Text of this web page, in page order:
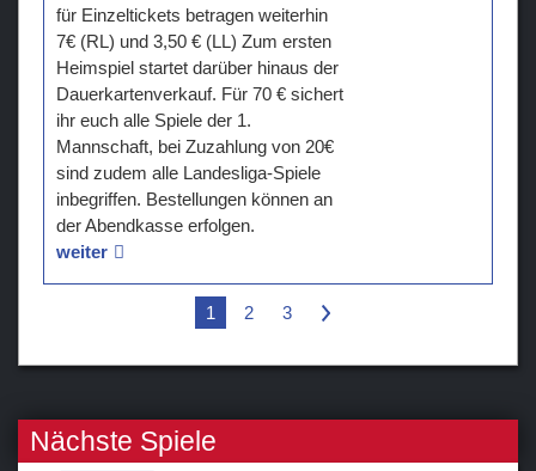
für Einzeltickets betragen weiterhin
7€ (RL) und 3,50 € (LL) Zum ersten
Heimspiel startet darüber hinaus der
Dauerkartenverkauf. Für 70 € sichert
ihr euch alle Spiele der 1.
Mannschaft, bei Zuzahlung von 20€
sind zudem alle Landesliga-Spiele
inbegriffen. Bestellungen können an
der Abendkasse erfolgen.
weiter
1 2 3 >
Nächste Spiele